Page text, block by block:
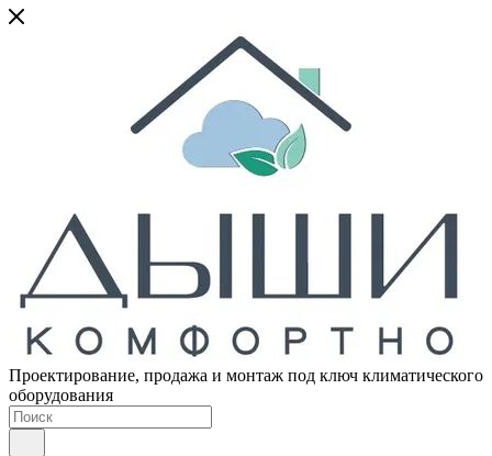
Проектирование, продажа и монтаж под ключ климатического
оборудования